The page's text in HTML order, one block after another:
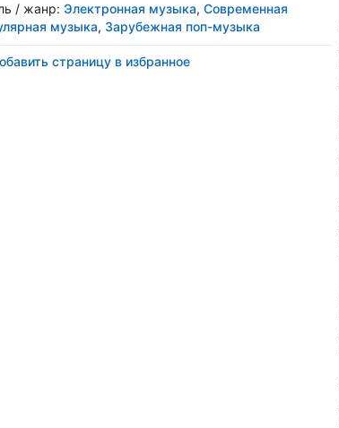
/ жанр: Электронная музыка, Современная
музыка, Зарубежная поп-музыка
страницу в избранное